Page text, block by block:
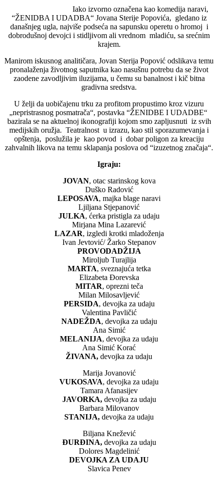
Iako izvorno označena kao komedija naravi,
“ŽENIDBA I UDADBA“ Jovana Sterije Popovića, gledano iz
današnjeg ugla, najviše podseća na sapunsku operetu o hromoj i
dobrodušnoj devojci i stidljivom ali vrednom mladiću, sa srećnim
krajem.
Manirom iskusnog analitičara, Jovan Sterija Popović odslikava temu
pronalaženja životnog saputnika kao nasušnu potrebu da se život
zaodene zavodljivim iluzijama, u čemu su banalnost i kič bitna
gradivna sredstva.
U želji da uobičajenu trku za profitom propustimo kroz vizuru
„nepristrasnog posmatrača“, postavka “ŽENIDBE I UDADBE“
bazirala se na aktuelnoj ikonografiji kojom smo zapljusnuti iz svih
medijskih oružja. Teatralnost u izrazu, kao stil sporazumevanja i
opštenja, poslužila je kao povod i dobar poligon za kreaciju
zahvalnih likova na temu sklapanja poslova od “izuzetnog značaja“.
Igraju:
JOVAN, otac starinskog kova
Duško Radović
LEPOSAVA, majka blage naravi
Ljiljana Stjepanović
JULKA, ćerka pristigla za udaju
Mirjana Mina Lazarević
LAZAR, izgledi krotki mladoženja
Ivan Jevtović/ Žarko Stepanov
PROVODADŽIJA
Miroljub Turajlija
MARTA, sveznajuća tetka
Elizabeta Đorevska
MITAR, oprezni teča
Milan Milosavljević
PERSIDA, devojka za udaju
Valentina Pavličić
NADEŽDA, devojka za udaju
Ana Simić
MELANIJA, devojka za udaju
Ana Simić Korać
ŽIVANA, devojka za udaju
Marija Jovanović
VUKOSAVA, devojka za udaju
Tamara Afanasijev
JAVORKA,devojka za udaju
Barbara Milovanov
STANIJA, devojka za udaju
Biljana Knežević
ĐURĐINA,devojka za udaju
Dolores Magdelinić
DEVOJKA ZA UDAJU
Slavica Penev